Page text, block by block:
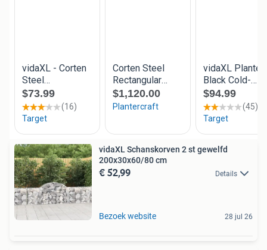
vidaXL Schanskorven 2 st gewelfd
200x30x60/80 cm
€ 52,99 Details
Bezoek website 28 jul 26